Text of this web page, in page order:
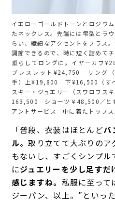
イエローゴールドトーンとロジウ
たネックレス。先端には雫型とラ
らい、繊細なアクセントをプラス
調節できるので、時に短く詰めて
垂らしてロングに。イヤーカ
ブレスレット¥24,750 リング
手）上¥19,800 下¥16,500（す
スキー・ジュエリー（スワロフス
163,500 ショーツ￥48,500／と
アントサービス 中に着たトップ
「普段、衣装はほとんどパ
ル。取り立てて大ぶりのア
もないし、すごくシンプル
にジュエリーを少し足すだ
感じますね。 私服に至って
ジーパン、以上。”といっ